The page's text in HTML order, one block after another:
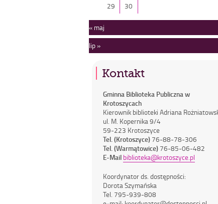
29
30
« maj
lip »
Kontakt
Gminna Biblioteka Publiczna w
Krotoszycach
Kierownik biblioteki Adriana
ul. M. Kopernika 9/4
59-223 Krotoszyce
Tel. (Krotoszyce)76-88-78-306
Tel. (Warmątowice)76-85-06-482
E-Mail biblioteka@krotoszyce.pl
Koordynator ds. dostępności:
Dorota Szymańska
Tel. 795-939-808